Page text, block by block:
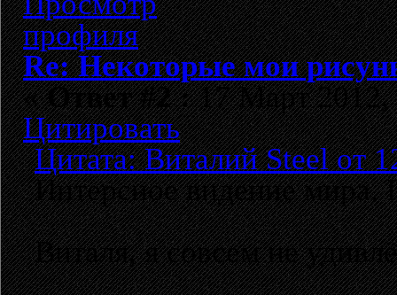
Re: Некоторые мои
«Ответ #2 :17 Март 2012,
Цитировать
Цитата: Виталий Steel от
Интерсное видение мира.
Виталя, я совсем не